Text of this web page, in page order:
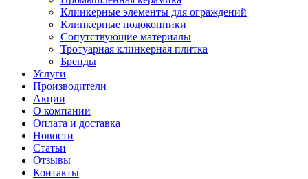
Клинкерные элементы для ограждений
Клинкерные подоконники
Сопутствующие материалы
Тротуарная клинкерная плитка
Бренды
Услуги
Производители
Акции
О компании
Оплата и доставка
Новости
Статьи
Отзывы
Контакты